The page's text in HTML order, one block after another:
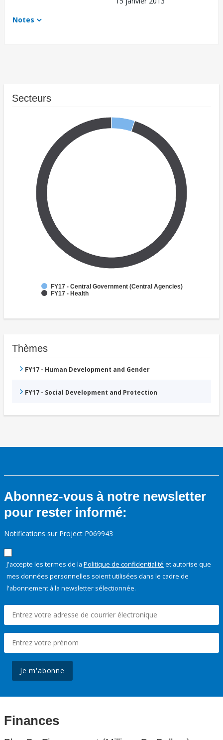
Notes
Secteurs
FY17 - Central Government (Central Agencies)
FY17 - Health
Thèmes
FY17 - Human Development and Gender
FY17 - Social Development and Protection
Abonnez-vous à notre newsletter
pour rester informé:
Notifications sur Project P069943
J'accepte les termes de la Politique de confidentialité et autorise que
mes données personnelles soient utilisées dans le cadre de
l'abonnement à la newsletter sélectionnée.
Je m'abonne
Finances